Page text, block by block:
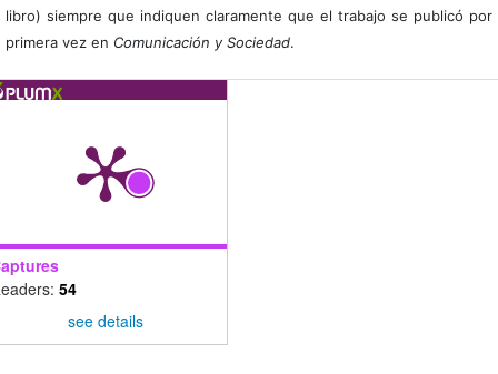
libro) siempre que indiquen claramente que el trabajo se publicó por
primera vez en Comunicación y Sociedad.
54
see details